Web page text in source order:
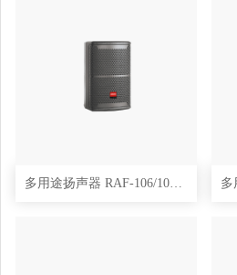
多用途扬声器 RAF-106/108/110/112/115